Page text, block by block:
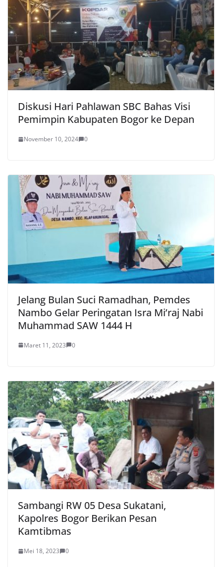
Diskusi Hari Pahlawan SBC Bahas Visi
Pemimpin Kabupaten Bogor ke Depan
November 10, 2024 0
Jelang Bulan Suci Ramadhan, Pemdes
Nambo Gelar Peringatan Isra Mi’raj Nabi
Muhammad SAW 1444 H
Maret 11, 2023 0
Sambangi RW 05 Desa Sukatani,
Kapolres Bogor Berikan Pesan
Kamtibmas
Mei 18, 2023 0